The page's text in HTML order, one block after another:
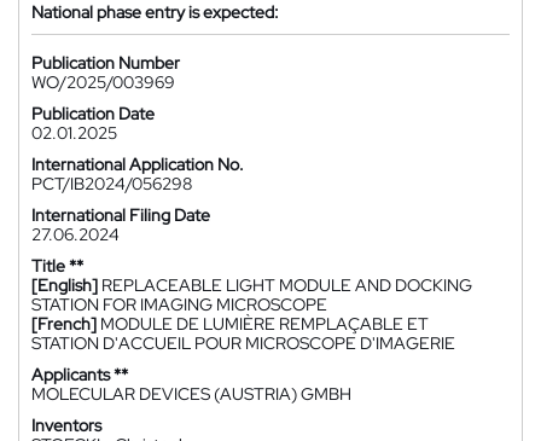
National phase entry is expected:
Publication Number
WO/2025/003969
Publication Date
02.01.2025
International Application No.
PCT/IB2024/056298
International Filing Date
27.06.2024
Title **
[English] REPLACEABLE LIGHT MODULE AND DOCKING
STATION FOR IMAGING MICROSCOPE
[French] MODULE DE LUMIÈRE REMPLAÇABLE ET
STATION D'ACCUEIL POUR MICROSCOPE D'IMAGERIE
Applicants **
MOLECULAR DEVICES (AUSTRIA) GMBH
Inventors